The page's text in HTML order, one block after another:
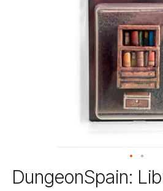
Saltar
al
DungeonSpain: